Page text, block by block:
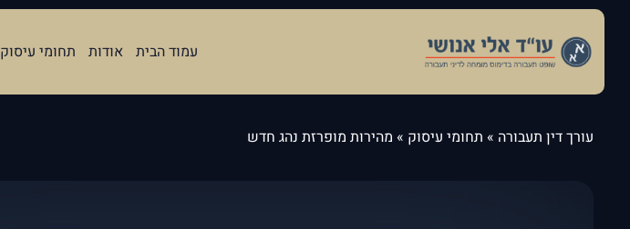
עמוד הבית אודות תחומי עיסוק
עורך דין תעבורה » תחומי עיסוק » מהירות מופרזת נהג חדש